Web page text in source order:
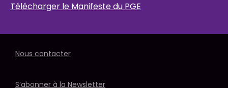
Télécharger le Manifeste du PGE
Nous contacter
S’abonner à la Newsletter